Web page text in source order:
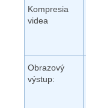
Kompresia
videa
Obrazový
výstup: